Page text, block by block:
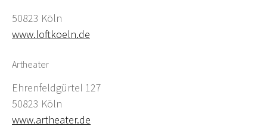
50823 Köln
www.loftkoeln.de
Artheater
Ehrenfeldgürtel 127
50823 Köln
www.artheater.de